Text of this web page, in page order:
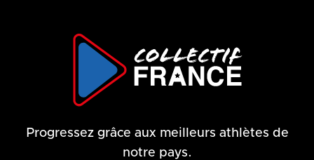
Progressez grâce aux meilleurs athlètes de
notre pays.